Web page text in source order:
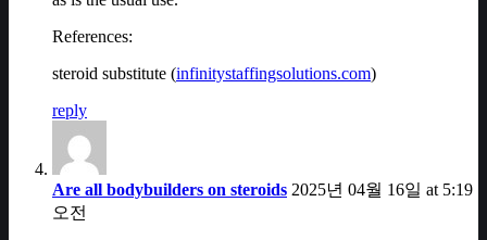
References:
steroid substitute (infinitystaffingsolutions.com)
reply
Are all bodybuilders on steroids 2025년 04월 16일 at 5:19
오전